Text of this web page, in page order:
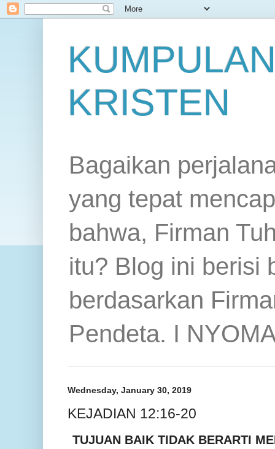
KRISTEN
Bagaikan
yang tepat
bahwa, Firman
itu? Blog ini berisi
berdasarkan
Pendeta. I
Wednesday, January 30, 2019
KEJADIAN 12:16-20
TUJUAN BAIK TIDAK BERARTI